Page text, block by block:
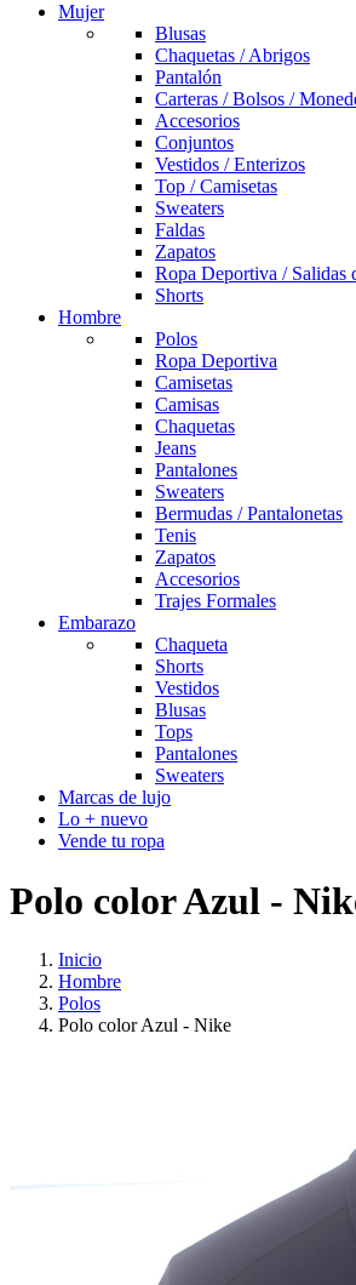
Mujer
Blusas
Chaquetas / Abrigos
Pantalón
Carteras / Bolsos /
Accesorios
Conjuntos
Vestidos / Enterizos
Top / Camisetas
Sweaters
Faldas
Zapatos
Ropa Deportiva / Salidas
Shorts
Hombre
Polos
Ropa Deportiva
Camisetas
Camisas
Chaquetas
Jeans
Pantalones
Sweaters
Bermudas / Pantalonetas
Tenis
Zapatos
Accesorios
Trajes Formales
Embarazo
Chaqueta
Shorts
Vestidos
Blusas
Tops
Pantalones
Sweaters
Marcas de lujo
Lo + nuevo
Vende tu ropa
Polo color Azul -
Inicio
Hombre
Polos
Polo color Azul - Nike